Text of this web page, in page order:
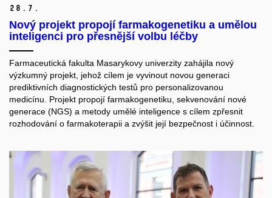
28. 7.
Nový projekt propojí farmakogenetiku a umělou
inteligenci pro přesnější volbu léčby
Farmaceutická fakulta Masarykovy univerzity zahájila nový
výzkumný projekt, jehož cílem je vyvinout novou generaci
prediktivních diagnostických testů pro personalizovanou
medicínu. Projekt propojí farmakogenetiku, sekvenování nové
generace (NGS) a metody umělé inteligence s cílem zpřesnit
rozhodování o farmakoterapii a zvýšit její bezpečnost i účinnost.